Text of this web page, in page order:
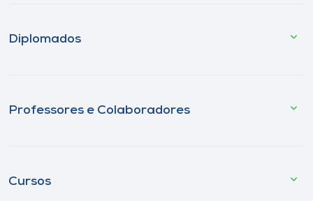
Diplomados
Professores e Colaboradores
Cursos